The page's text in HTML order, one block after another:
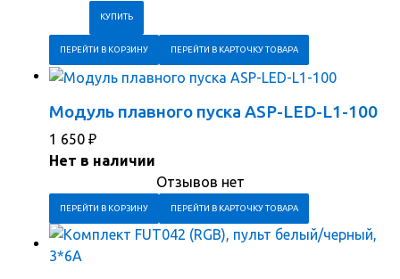
ПЕРЕЙТИ В КОРЗИНУ ПЕРЕЙТИ В КАРТОЧКУ ТОВАРА
Модуль плавного пуска ASP-LED-L1-100
1 650 ₽
Нет в наличии
Отзывов нет
ПЕРЕЙТИ В КОРЗИНУ ПЕРЕЙТИ В КАРТОЧКУ ТОВАРА